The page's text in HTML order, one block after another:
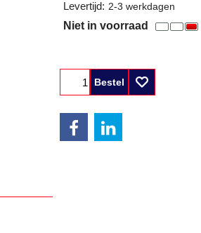
Levertijd: 2-3 werkdagen
Niet in voorraad
Bestel